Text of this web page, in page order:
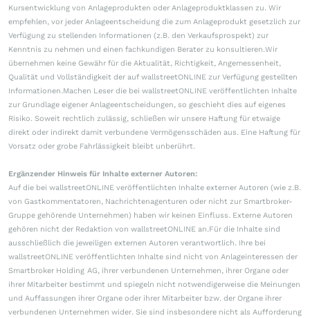
Kursentwicklung von Anlageprodukten oder Anlageproduktklassen zu. Wir
empfehlen, vor jeder Anlageentscheidung die zum Anlageprodukt gesetzlich zur
Verfügung zu stellenden Informationen (z.B. den Verkaufsprospekt) zur
Kenntnis zu nehmen und einen fachkundigen Berater zu konsultieren.Wir
übernehmen keine Gewähr für die Aktualität, Richtigkeit, Angemessenheit,
Qualität und Vollständigkeit der auf wallstreetONLINE zur Verfügung gestellten
Informationen.Machen Leser die bei wallstreetONLINE veröffentlichten Inhalte
zur Grundlage eigener Anlageentscheidungen, so geschieht dies auf eigenes
Risiko. Soweit rechtlich zulässig, schließen wir unsere Haftung für etwaige
direkt oder indirekt damit verbundene Vermögensschäden aus. Eine Haftung für
Vorsatz oder grobe Fahrlässigkeit bleibt unberührt.
Ergänzender Hinweis für Inhalte externer Autoren:
Auf die bei wallstreetONLINE veröffentlichten Inhalte externer Autoren (wie z.B.
von Gastkommentatoren, Nachrichtenagenturen oder nicht zur Smartbroker-
Gruppe gehörende Unternehmen) haben wir keinen Einfluss. Externe Autoren
gehören nicht der Redaktion von wallstreetONLINE an.Für die Inhalte sind
ausschließlich die jeweiligen externen Autoren verantwortlich. Ihre bei
wallstreetONLINE veröffentlichten Inhalte sind nicht von Anlageinteressen der
Smartbroker Holding AG, ihrer verbundenen Unternehmen, ihrer Organe oder
ihrer Mitarbeiter bestimmt und spiegeln nicht notwendigerweise die Meinungen
und Auffassungen ihrer Organe oder ihrer Mitarbeiter bzw. der Organe ihrer
verbundenen Unternehmen wider. Sie sind insbesondere nicht als Aufforderung